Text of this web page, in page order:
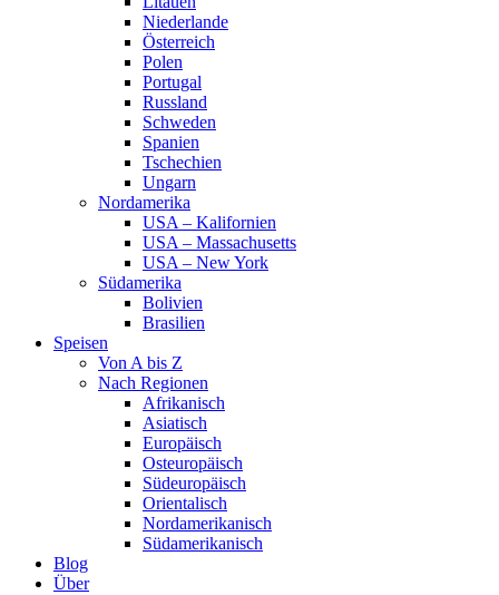
Niederlande
Österreich
Polen
Portugal
Russland
Schweden
Spanien
Tschechien
Ungarn
Nordamerika
USA – Kalifornien
USA – Massachusetts
USA – New York
Südamerika
Bolivien
Brasilien
Speisen
Von A bis Z
Nach Regionen
Afrikanisch
Asiatisch
Europäisch
Osteuropäisch
Südeuropäisch
Orientalisch
Nordamerikanisch
Südamerikanisch
Blog
Über